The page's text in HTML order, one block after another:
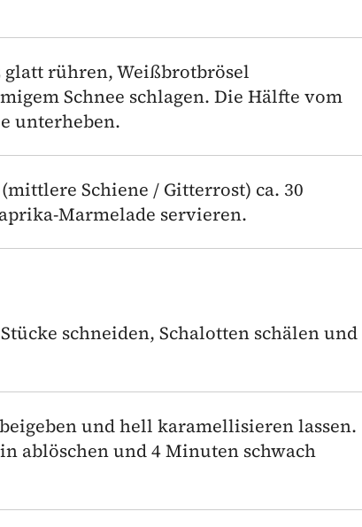
glatt rühren, Weißbrotbrösel
Schnee schlagen. Die Hälfte vom
unterheben.
Schiene / Gitterrost) ca. 30
Marmelade servieren.
schneiden, Schalotten schälen und
und hell karamellisieren lassen.
ablöschen und 4 Minuten schwach